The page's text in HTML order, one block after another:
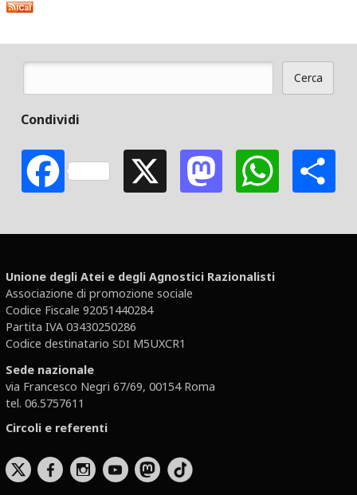
Cerca
Condividi
FacebookX Mastodon
Unione degli Atei e degli Agnostici Razionalisti
Associazione di promozione sociale
Codice Fiscale 92051440284
Partita IVA 03430250286
Codice destinatario SDI M5UXCR1
Sede nazionale
via Francesco Negri 67/69, 00154 Roma
tel. 06.5757611
Circoli e referenti
b x r